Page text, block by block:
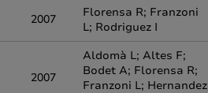
2007
Florensa R; Franzoni
L; Rodriguez I
2007
Aldomà L; Altes F;
Bodet A; Florensa R;
Franzoni L; Hernandez